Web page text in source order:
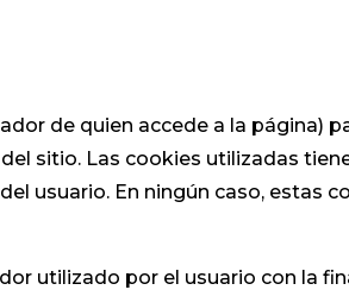
de quien accede a la página)
sitio. Las cookies utilizadas
usuario. En ningún caso, estas
utilizado por el usuario con la